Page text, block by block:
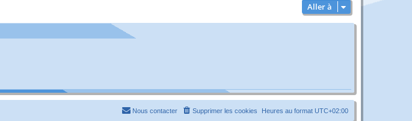
Aller à
Heures au format UTC+02:00
Supprimer les cookies
Nous contacter